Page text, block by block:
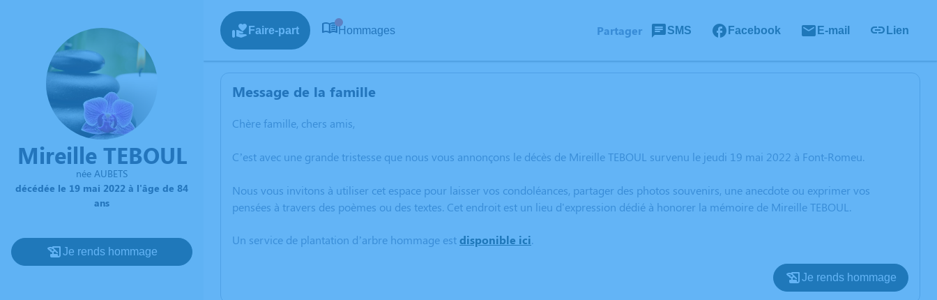
Mireille TEBOUL
née AUBETS
décédée le 19 mai 2022 à l'âge de 84
ans
Je rends hommage
Faire-part Hommages Partager SMS Facebook E-mail Lien
Message de la famille
Chère famille, chers amis,
C’est avec une grande tristesse que nous vous annonçons le décès de Mireille TEBOUL survenu le jeudi 19 mai 2022 à Font-Romeu.
Nous vous invitons à utiliser cet espace pour laisser vos condoléances, partager des photos souvenirs, une anecdote ou exprimer vos
pensées à travers des poèmes ou des textes. Cet endroit est un lieu d'expression dédié à honorer la mémoire de Mireille TEBOUL.
Un service de plantation d’arbre hommage estdisponible ici.
Je rends hommage